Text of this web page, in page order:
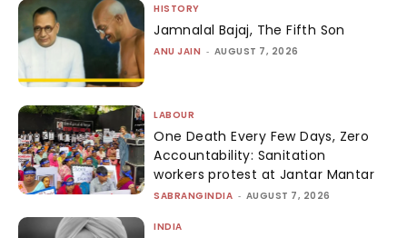
HISTORY
Jamnalal Bajaj, The Fifth Son
ANU JAIN - AUGUST 7, 2026
LABOUR
One Death Every Few Days, Zero
Accountability: Sanitation
workers protest at Jantar Mantar
SABRANGINDIA - AUGUST 7, 2026
INDIA